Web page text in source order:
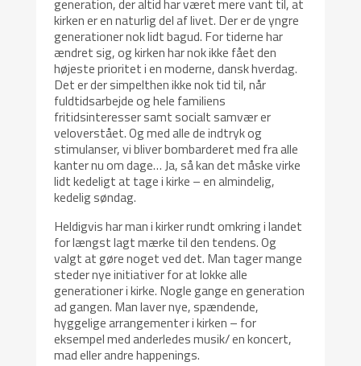
generation, der altid har været mere vant til, at
kirken er en naturlig del af livet. Der er de yngre
generationer nok lidt bagud. For tiderne har
ændret sig, og kirken har nok ikke fået den
højeste prioritet i en moderne, dansk hverdag.
Det er der simpelthen ikke nok tid til, når
fuldtidsarbejde og hele familiens
fritidsinteresser samt socialt samvær er
veloverstået. Og med alle de indtryk og
stimulanser, vi bliver bombarderet med fra alle
kanter nu om dage… Ja, så kan det måske virke
lidt kedeligt at tage i kirke – en almindelig,
kedelig søndag.
Heldigvis har man i kirker rundt omkring i landet
for længst lagt mærke til den tendens. Og
valgt at gøre noget ved det. Man tager mange
steder nye initiativer for at lokke alle
generationer i kirke. Nogle gange en generation
ad gangen. Man laver nye, spændende,
hyggelige arrangementer i kirken – for
eksempel med anderledes musik/ en koncert,
mad eller andre happenings.